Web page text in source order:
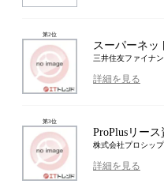
第2位
スーパーネッ
三井住友ファイナ
詳細を見る
第3位
ProPlusリー
株式会社プロシップ
詳細を見る